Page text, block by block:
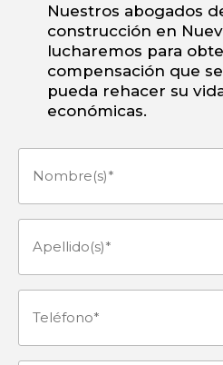
Nuestros abogados
construcción en
lucharemos para
compensación que
pueda rehacer su
económicas.
Nombre(s)
Apellido(s)
Teléfono (Obligatorio)